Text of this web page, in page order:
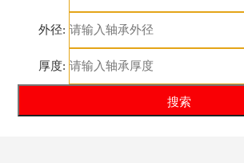
外径:
厚度: